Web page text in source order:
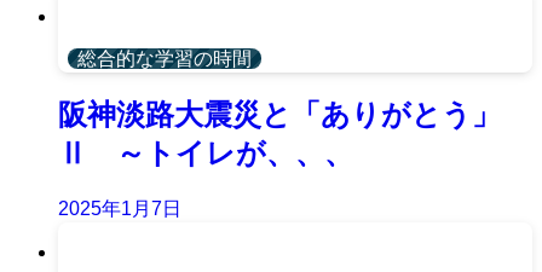
総合的な学習の時間
阪神淡路大震災と「ありがとう」
Ⅱ ～トイレが、、、
2025年1月7日